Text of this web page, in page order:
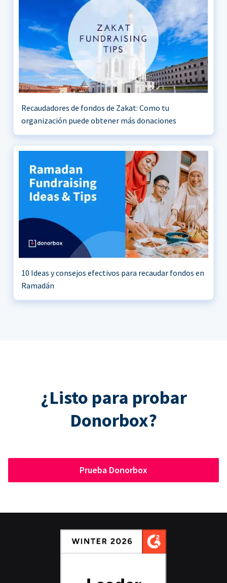
Recaudadores de fondos de Zakat: Como tu
organización puede obtener más donaciones
10 Ideas y consejos efectivos para recaudar fondos en
Ramadán
¿Listo para probar
Donorbox?
Prueba Donorbox